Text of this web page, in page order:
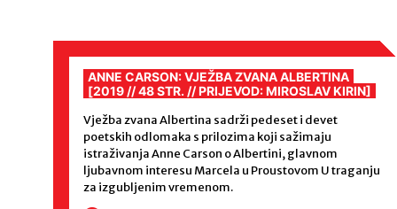
ANNE CARSON: VJEŽBA ZVANA ALBERTINA
[2019 // 48 STR. // PRIJEVOD: MIROSLAV KIRIN]
Vježba zvana Albertina sadrži pedeset i devet
poetskih odlomaka s prilozima koji sažimaju
istraživanja Anne Carson o Albertini, glavnom
ljubavnom interesu Marcela u Proustovom U traganju
za izgubljenim vremenom.